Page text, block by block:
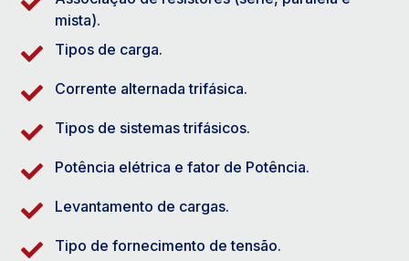
mista).
Tipos de carga.
Corrente alternada trifásica.
Tipos de sistemas trifásicos.
Potência elétrica e fator de Potência.
Levantamento de cargas.
Tipo de fornecimento de tensão.